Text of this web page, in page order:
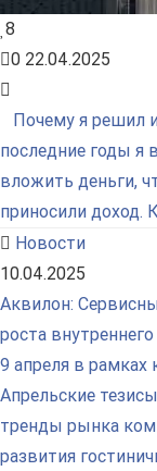
8
0 22.04.2025
Почему я решил
последние годы я
вложить деньги,
приносили доход.
Новости
10.04.2025
Аквилон:
роста
9 апреля в
Апрельские
тренды рынка
развития